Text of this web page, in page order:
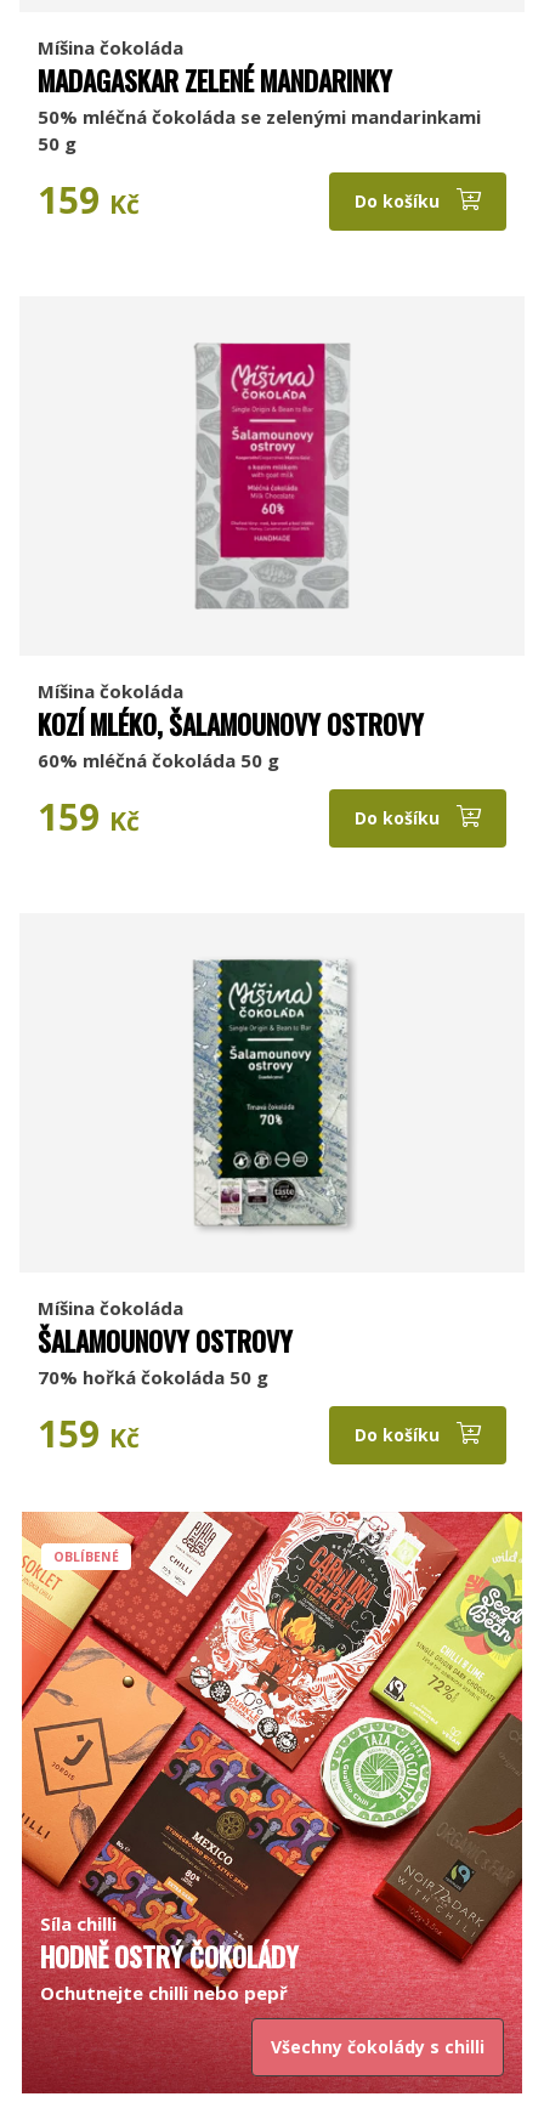
Míšina čokoláda
MADAGASKAR ZELENÉ MANDARINKY
50% mléčná čokoláda se zelenými mandarinkami
50 g
159 Kč Do košíku
Míšina čokoláda
KOZÍ MLÉKO, ŠALAMOUNOVY OSTROVY
60% mléčná čokoláda 50 g
159 Kč Do košíku
Míšina čokoláda
ŠALAMOUNOVY OSTROVY
70% hořká čokoláda 50 g
159 Kč Do košíku
OBLÍBENÉ
Síla chilli
HODNĚ OSTRÝ ČOKOLÁDY
Ochutnejte chilli nebo pepř
Všechny čokolády s chilli